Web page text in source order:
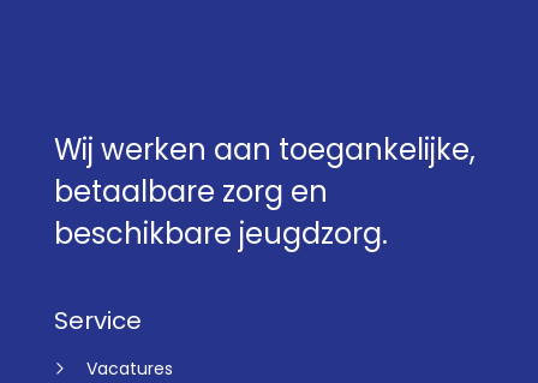
Wij werken aan toegankelijke,
betaalbare zorg en
beschikbare jeugdzorg.
Service
Vacatures